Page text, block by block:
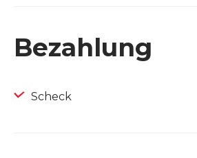
Bezahlung
Scheck